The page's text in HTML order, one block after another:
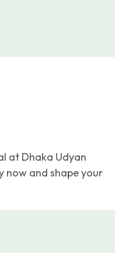
at Dhaka Udyan
now and shape your